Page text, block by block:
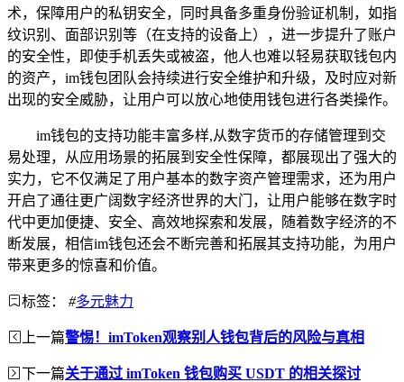
术，保障用户的私钥安全，同时具备多重身份验证机制，如指
纹识别、面部识别等（在支持的设备上），进一步提升了账户
的安全性，即使手机丢失或被盗，他人也难以轻易获取钱包内
的资产，im钱包团队会持续进行安全维护和升级，及时应对新
出现的安全威胁，让用户可以放心地使用钱包进行各类操作。
im钱包的支持功能丰富多样,从数字货币的存储管理到交
易处理，从应用场景的拓展到安全性保障，都展现出了强大的
实力，它不仅满足了用户基本的数字资产管理需求，还为用户
开启了通往更广阔数字经济世界的大门，让用户能够在数字时
代中更加便捷、安全、高效地探索和发展，随着数字经济的不
断发展，相信im钱包还会不断完善和拓展其支持功能，为用户
带来更多的惊喜和价值。
标签： #多元魅力
上一篇警惕！imToken观察别人钱包背后的风险与真相
下一篇关于通过 imToken 钱包购买 USDT 的相关探讨